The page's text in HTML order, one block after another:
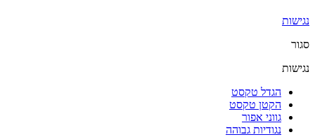
נגישות
סגור
נגישות
הגדל טקסט
הקטן טקסט
גווני אפור
נגודיות גבוהה